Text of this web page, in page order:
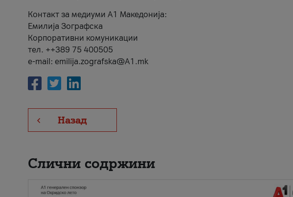
Контакт за медиуми А1 Македонија:
Емилија Зографска
Корпоративни комуникации
тел. ++389 75 400505
e-mail: emilija.zografska@A1.mk
Назад
Слични содржини